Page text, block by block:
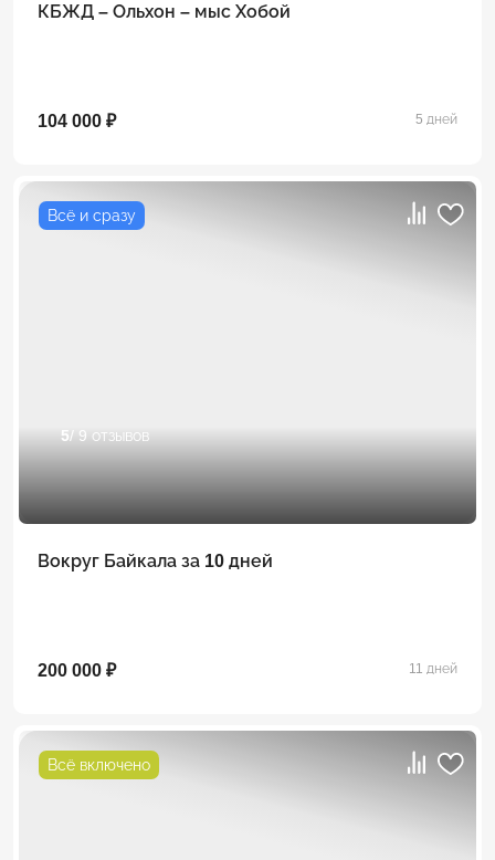
КБЖД – Ольхон – мыс Хобой
104 000 ₽ 5 дней
Всё и сразу
5/ 9 отзывов
Вокруг Байкала за 10 дней
200 000 ₽ 11 дней
Всё включено